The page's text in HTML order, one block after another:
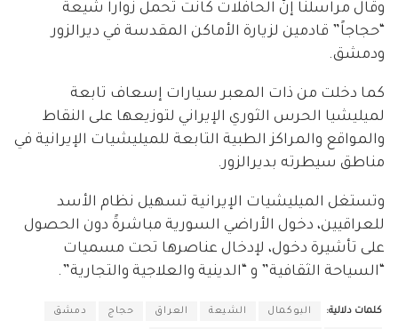
وقال مراسلنا إنّ الحافلات كانت تحمل زواراً شيعة
“حجاجاً” قادمين لزيارة الأماكن المقدسة في ديرالزور
ودمشق.
كما دخلت من ذات المعبر سيارات إسعاف تابعة
لميليشيا الحرس الثوري الإيراني لتوزيعها على النقاط
والمواقع والمراكز الطبية التابعة للميليشيات الإيرانية في
مناطق سيطرته بديرالزور.
وتستغل الميليشيات الإيرانية تسهيل نظام الأسد
للعراقيين، دخول الأراضي السورية مباشرةً دون الحصول
على تأشيرة دخول، لإدخال عناصرها تحت مسميات
“السياحة الثقافية” و “الدينية والعلاجية والتجارية”.
كلمات دلالية: البوكمال الشيعة العراق حجاج دمشق